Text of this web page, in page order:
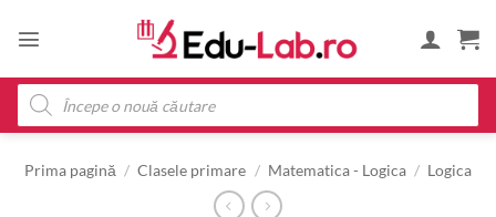
Products
search
Prima pagină / Clasele primare / Matematica - Logica / Logica